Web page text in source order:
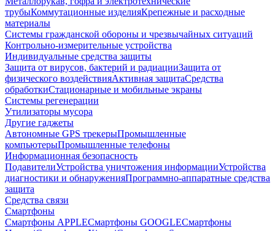
трубыКоммутационные изделияКрепежные и расходные
материалы
Системы гражданской обороны и чрезвычайных ситуаций
Контрольно-измерительные устройства
Индивидуальные средства защиты
Защита от вирусов, бактерий и радиацииЗащита от
физического воздействияАктивная защитаСредства
обработкиСтационарные и мобильные экраны
Системы регенерации
Утилизаторы мусора
Другие гаджеты
Автономные GPS трекерыПромышленные
компьютерыПромышленные телефоны
Информационная безопасность
ПодавителиУстройства уничтожения информацииУстройства
диагностики и обнаруженияПрограммно-аппаратные средства
защита
Средства связи
Смартфоны
Смартфоны APPLEСмартфоны GOOGLEСмартфоны